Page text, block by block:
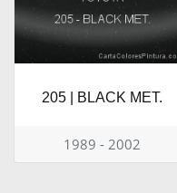
205 | BLACK MET.
1989 - 2002